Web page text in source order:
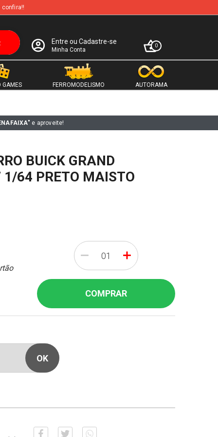
confira!!
Entre ou Cadastre-se
Minha Conta
0
GAMES FERROMODELISMO AUTORAMA
e aproveite!
BUICK GRAND
64 PRETO MAISTO
- +
COMPRAR